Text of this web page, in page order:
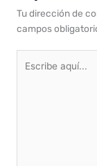
Tu dirección de
campos
aquí...